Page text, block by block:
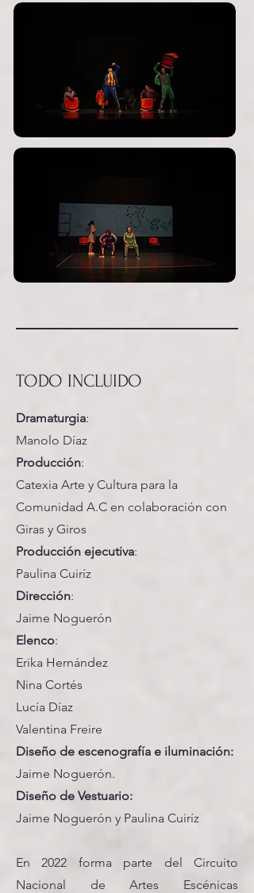
TODO INCLUIDO
Dramaturgia:
Manolo Díaz
Producción:
Catexia Arte y Cultura para la
Comunidad A.C en colaboración con
Giras y Giros
Producción ejecutiva:
Paulina Cuiríz
Dirección:
Jaime Noguerón
Elenco:
Erika Hernández
Nina Cortés
Lucía Díaz
Valentina Freire
Diseño de escenografía e iluminación:
Jaime Noguerón.
Diseño de Vestuario:
Jaime Noguerón y Paulina Cuiríz
En 2022 forma parte del Circuito
Nacional de Artes Escénicas